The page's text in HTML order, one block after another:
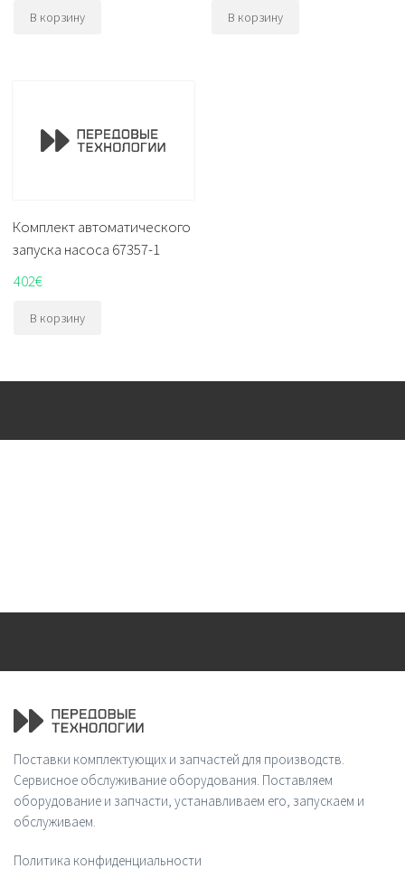
В корзину В корзину
Комплект автоматического
запуска насоса 67357-1
402€
В корзину
Поставки комплектующих и запчастей для производств.
Сервисное обслуживание оборудования. Поставляем
оборудование и запчасти, устанавливаем его, запускаем и
обслуживаем.
Политика конфиденциальности